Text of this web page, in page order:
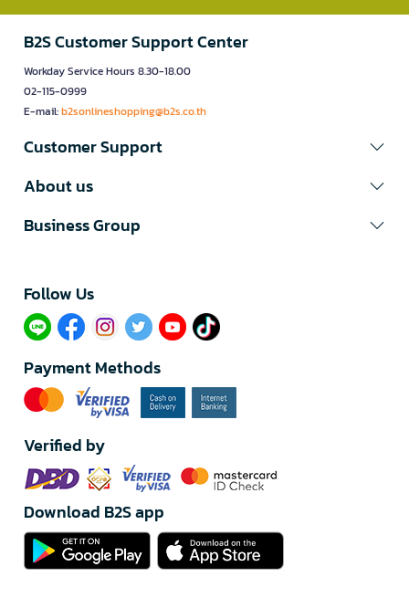
B2S Customer Support Center
Workday Service Hours 8.30-18.00
02-115-0999
E-mail:b2sonlineshopping@b2s.co.th
Customer Support
About us
Business Group
Follow Us​
Payment Methods
Verified by
Download B2S app